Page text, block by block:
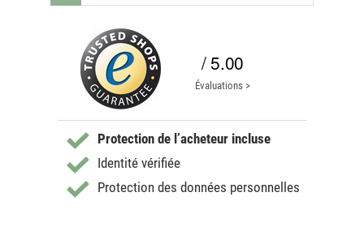
/ 5.00
Évaluations >
Protection de l’acheteur incluse
Identité vérifiée
Protection des données personnelles